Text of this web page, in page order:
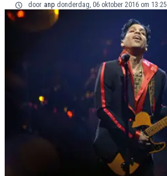
door anp donderdag, 06 oktober 2016 om 13:25